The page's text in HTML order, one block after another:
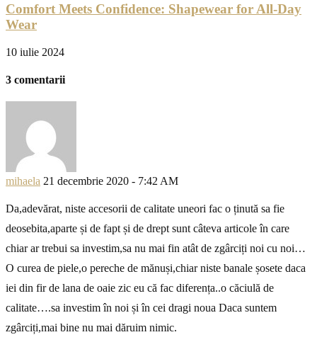
Comfort Meets Confidence: Shapewear for All-Day
Wear
10 iulie 2024
3 comentarii
mihaela 21 decembrie 2020 - 7:42 AM
Da,adevărat, niste accesorii de calitate uneori fac o ținută sa fie
deosebita,aparte și de fapt și de drept sunt câteva articole în care
chiar ar trebui sa investim,sa nu mai fin atât de zgârciți noi cu noi…
O curea de piele,o pereche de mănuși,chiar niste banale șosete daca
iei din fir de lana de oaie zic eu că fac diferența..o căciulă de
calitate….sa investim în noi și în cei dragi noua Daca suntem
zgârciți,mai bine nu mai dăruim nimic.